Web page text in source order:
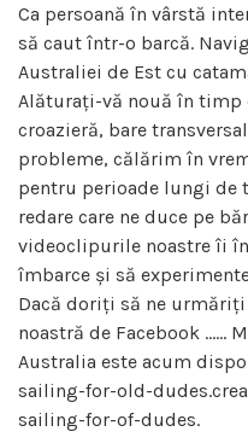
Ca persoană în vârstă
să caut într-o barcă.
Australiei de Est cu
Alăturați-vă nouă în timp
croazieră, bare
probleme, călărim în
pentru perioade lungi de
redare care ne duce pe
videoclipurile noastre îi
îmbarce și să
Dacă doriți să ne
noastră de Facebook ……
Australia este acum
sailing-for-old-
sailing-for-of-dudes.